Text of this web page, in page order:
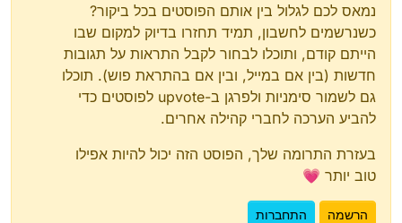
נמאס לכם לגלול בין אותם הפוסטים בכל ביקור?
כשנרשמים לחשבון, תמיד תחזרו בדיוק למקום שבו
הייתם קודם, ותוכלו לבחור לקבל התראות על תגובות
חדשות (בין אם במייל, ובין אם בהתראת פוש). תוכלו
גם לשמור סימניות ולפרגן ב-upvote לפוסטים כדי
להביע הערכה לחברי קהילה אחרים.
בעזרת התרומה שלך, הפוסט הזה יכול להיות אפילו
טוב יותר 💗
הרשמה התחברות